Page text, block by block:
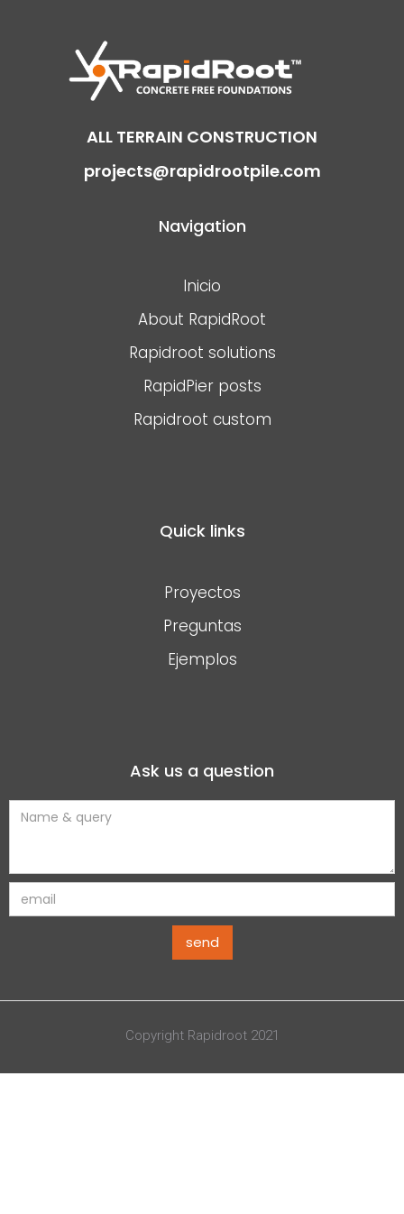
ALL TERRAIN CONSTRUCTION
projects@rapidrootpile.com
Navigation
Inicio
About RapidRoot
Rapidroot solutions
RapidPier posts
Rapidroot custom
Quick links
Proyectos
Preguntas
Ejemplos
Ask us a question
Copyright Rapidroot 2021